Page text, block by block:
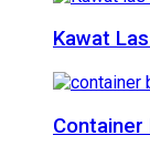
Kawat
Container